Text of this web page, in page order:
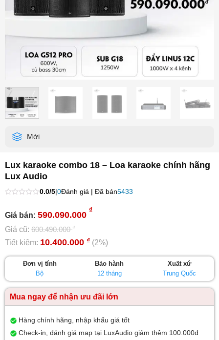
Mới
Lux karaoke combo 18 – Loa karaoke chính hãng
Lux Audio
Được
hạng
5
0.0/5|0Đánh giá | Đã bán5433
Giá bán: 590.090.000
₫
Giá cũ: 600.490.000₫
Tiết kiệm: 10.400.000 ₫ (2%)
Đơn vị tính
Bộ
Bảo hành
12 tháng
Xuất xứ
Trung Quốc
Mua ngay để nhận ưu đãi lớn
Hàng chính hãng, nhập khẩu giá tốt
Check-in, đánh giá map tại LuxAudio giảm thêm 100.000đ